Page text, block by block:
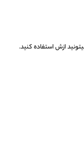
ازش استفاده کنید.